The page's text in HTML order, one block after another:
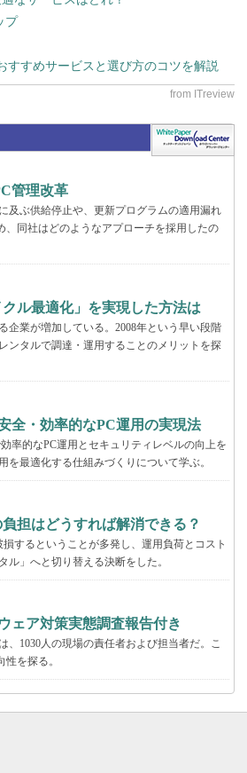
プ
すすめサービスと選び方のコツを解説
管理改革
及ぶ供給停止や、更新プログラムの適用漏れ
同社はどのようなアプローチを採用したの
ル最適化」を実現した方法は
企業が増加している。2008年という早い段階
ンタルで調達・運用することのメリットを探
全・効率的なPC運用の実現法
率的なPC運用とセキュリティレベルの向上を
最適化する仕組みづくりについて学ぶ。
担はどうすれば解消できる？
するということが多発し、運用負荷とコスト
」へと切り替える決断をした。
ェア対策実態調査報告付き
1030人の現場の責任者および担当者だ。こ
を探る。